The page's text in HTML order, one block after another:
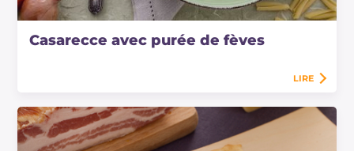
Casarecce avec purée de fèves
LIRE